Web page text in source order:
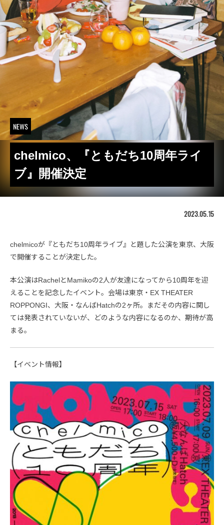
NEWS
chelmico、『ともだち10周年ライ
ブ』開催決定
2023.05.15
chelmicoが『ともだち10周年ライブ』と題した公演を東京、大阪
で開催することが決定した。
本公演はRachelとMamikoの2人が友達になってから10周年を迎
えることを記念したイベント。会場は東京・EX THEATER
ROPPONGI、大阪・なんばHatchの2ヶ所。まだその内容に関し
ては発表されていないが、どのような内容になるのか、期待が高
まる。
【イベント情報】